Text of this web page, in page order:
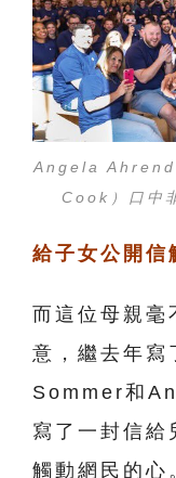
Angela
Cook）口中
給子女公開信
而這位母親毫
意，繼去年寫
Sommer和
寫了一封信
觸動網民的